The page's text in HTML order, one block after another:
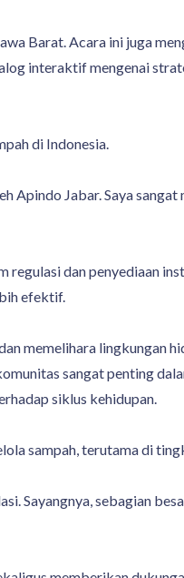
Barat. Acara ini juga
interaktif mengenai
di Indonesia.
Apindo Jabar. Saya
dan penyediaan
efektif.
memelihara lingkungan
sangat penting
siklus kehidupan.
sampah, terutama di
Sayangnya, sebagian